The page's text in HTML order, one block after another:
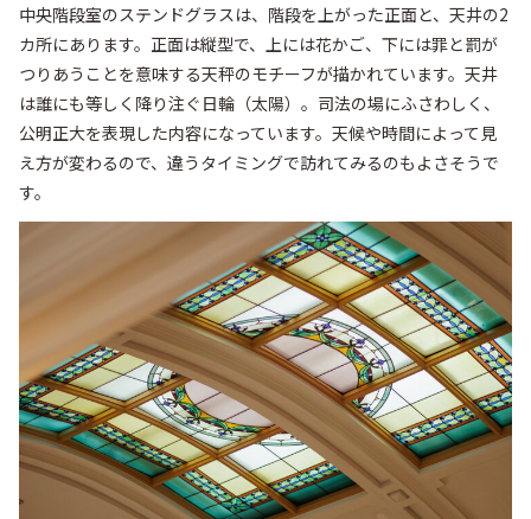
中央階段室のステンドグラスは、階段を上がった正面と、天井の2
カ所にあります。正面は縦型で、上には花かご、下には罪と罰が
つりあうことを意味する天秤のモチーフが描かれています。天井
は誰にも等しく降り注ぐ日輪（太陽）。司法の場にふさわしく、
公明正大を表現した内容になっています。天候や時間によって見
え方が変わるので、違うタイミングで訪れてみるのもよさそうで
す。